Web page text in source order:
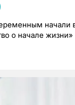
начали
о начале жизни»